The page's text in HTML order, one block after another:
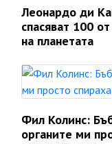
Леонардо ди
спасяват 100
на планетата
Фил Колинс:
органите ми